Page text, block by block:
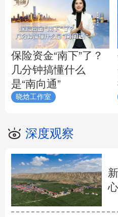
保险资金“南下”了？
几分钟搞懂什么
是“南向通”
晓焓工作室
深度观察